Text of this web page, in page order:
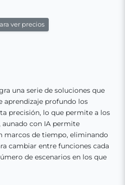
ver precios
una serie de soluciones que
aprendizaje profundo los
precisión, lo que permite a los
con IA permite
marcos de tiempo, eliminando
cambiar entre funciones cada
de escenarios en los que